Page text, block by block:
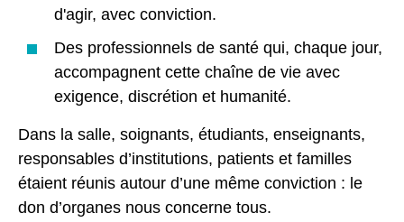
d'agir, avec conviction.
Des professionnels de santé qui, chaque jour,
accompagnent cette chaîne de vie avec
exigence, discrétion et humanité.
Dans la salle, soignants, étudiants, enseignants,
responsables d’institutions, patients et familles
étaient réunis autour d’une même conviction : le
don d’organes nous concerne tous.